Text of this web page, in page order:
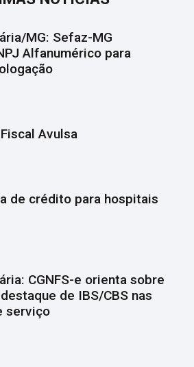
MG: Sefaz-MG
Alfanumérico para
Avulsa
de crédito para hospitais
CGNFS-e orienta sobre
de IBS/CBS nas
serviço